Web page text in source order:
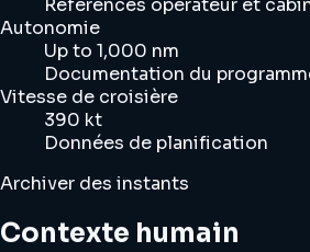
Références opérateur et
Autonomie
Up to 1,000 nm
Documentation du
Vitesse de croisière
390 kt
Données de planification
Archiver des instants
Contexte humain